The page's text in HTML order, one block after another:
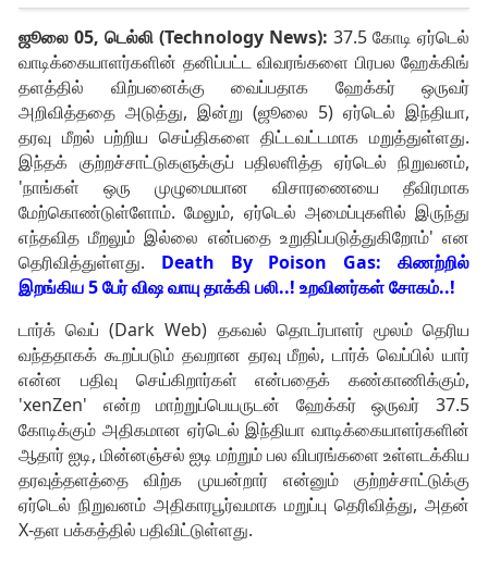
ஜூலை 05, டெல்லி (Technology News): 37.5 கோடி ஏர்டெல்
வாடிக்கையாளர்களின் தனிப்பட்ட விவரங்களை பிரபல ஹேக்கிங்
தளத்தில் விற்பனைக்கு வைப்பதாக ஹேக்கர் ஒருவர்
அறிவித்ததை அடுத்து, இன்று (ஜூலை 5) ஏர்டெல் இந்தியா,
தரவு மீறல் பற்றிய செய்திகளை திட்டவட்டமாக மறுத்துள்ளது.
இந்தக் குற்றச்சாட்டுகளுக்குப் பதிலளித்த ஏர்டெல் நிறுவனம்,
'நாங்கள் ஒரு முழுமையான விசாரணையை தீவிரமாக
மேற்கொண்டுள்ளோம். மேலும், ஏர்டெல் அமைப்புகளில் இருந்து
எந்தவித மீறலும் இல்லை என்பதை உறுதிப்படுத்துகிறோம்' என
தெரிவித்துள்ளது. Death By Poison Gas: கிணற்றில்
இறங்கிய 5 பேர் விஷ வாயு தாக்கி பலி..! உறவினர்கள் சோகம்..!
டார்க் வெப் (Dark Web) தகவல் தொடர்பாளர் மூலம் தெரிய
வந்ததாகக் கூறப்படும் தவறான தரவு மீறல், டார்க் வெப்பில் யார்
என்ன பதிவு செய்கிறார்கள் என்பதைக் கண்காணிக்கும்,
'xenZen' என்ற மாற்றுப்பெயருடன் ஹேக்கர் ஒருவர் 37.5
கோடிக்கும் அதிகமான ஏர்டெல் இந்தியா வாடிக்கையாளர்களின்
ஆதார் ஐடி, மின்னஞ்சல் ஐடி மற்றும் பல விபரங்களை உள்ளடக்கிய
தரவுத்தளத்தை விற்க முயன்றார் என்னும் குற்றச்சாட்டுக்கு
ஏர்டெல் நிறுவனம் அதிகாரபூர்வமாக மறுப்பு தெரிவித்து, அதன்
X-தள பக்கத்தில் பதிவிட்டுள்ளது.